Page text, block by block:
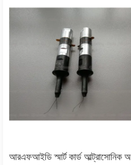
আরএফআইডি স্মার্ট কার্ড আল্ট্রাসোনিক